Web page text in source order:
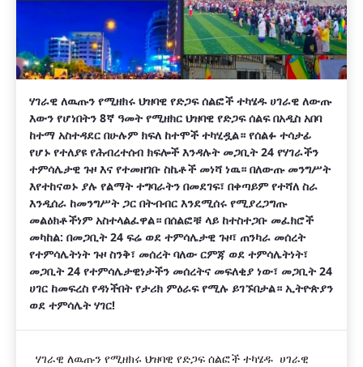
ሃገራዊ ለዉጡን የሚዘክሩ ህዝባዊ የድጋፍ ሰልፎች ተካሄዱ ሀገራዊ ለውጡ
እውን የሆነበትን 8ኛ ዓመት የሚዘክር ህዝባዊ የድጋፍ ሰልፍ በአዲስ አበባ
ከተማ አስተዳደር በሁሉም ክፍለ ከተሞች ተካሂዷል። የሰልፉ ተሳታፊ
የሆኑ የተለያዩ የሕብረተሰብ ክፍሎች እንዳሉት መጋቢት 24 የሃገራችን
ተምሳሌታዊ ጉዞ እና የተመዘገቡ ስኬቶች መነሻ ነዉ። በለውጡ መንግሥት
እየተከናወኑ ያሉ የልማት ተግባራትን በመደገፍ፣ በቀጣይም የተሻለ ስራ
እንዲሰራ ከመንግሥት ጋር በትብብር እንደሚሰሩ የሚያረጋግጡ
መልዕክቶችነም አስተላልፈዋል። በሰልፎቹ ላይ ከተስተጋቡ መፈክሮች
መካከል: በመጋቢት 24 ፍሬ ወደ ተምሳሌታዊ ጉዞ፣ ጠንካራ መሰረት
የተምሳሌትነት ጉዞ ስንቅ፣ መሰረት ባለው ርምጃ ወደ ተምሳሌትነት፣
መጋቢት 24 የተምሳሌታዊነታችን መሰረትና መፍለቂያ ነው፣ መጋቢት 24
ሀገር ከመፍረስ የዳነችበት የታሪክ ምዕራፍ የሚሉ ይገኙበታል። ኢትዮጵያን
ወደ ተምሳሌት ሃገር!
ሃገራዊ ለዉጡን የሚዘክሩ ህዝባዊ የድጋፍ ሰልፎች ተካሄዱ ሀገራዊ